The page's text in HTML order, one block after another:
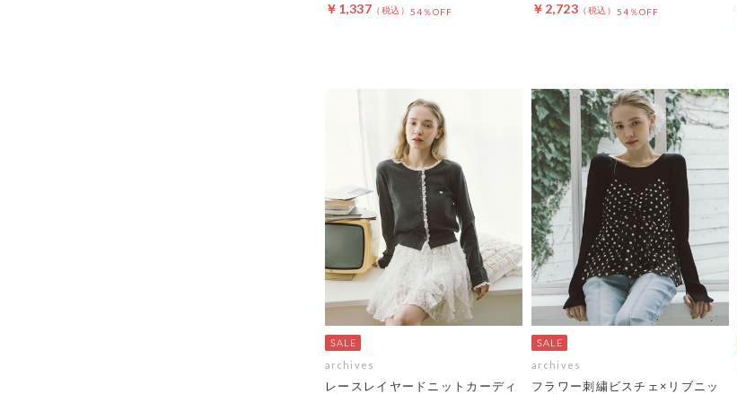
￥1,337 54％OFF ￥2,723 54％OFF
archives
レースレイヤードニットカーディ
archives
フラワー刺繍ビスチェ×リブニッ